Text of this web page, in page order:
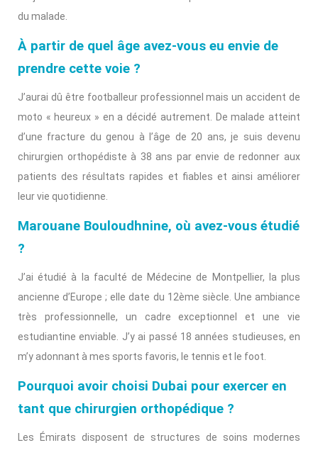
du malade.
À partir de quel âge avez-vous eu envie de
prendre cette voie ?
J’aurai dû être footballeur professionnel mais un accident de
moto « heureux » en a décidé autrement. De malade atteint
d’une fracture du genou à l’âge de 20 ans, je suis devenu
chirurgien orthopédiste à 38 ans par envie de redonner aux
patients des résultats rapides et fiables et ainsi améliorer
leur vie quotidienne.
Marouane Bouloudhnine, où avez-vous étudié
?
J’ai étudié à la faculté de Médecine de Montpellier, la plus
ancienne d’Europe ; elle date du 12ème siècle. Une ambiance
très professionnelle, un cadre exceptionnel et une vie
estudiantine enviable. J’y ai passé 18 années studieuses, en
m’y adonnant à mes sports favoris, le tennis et le foot.
Pourquoi avoir choisi Dubai pour exercer en
tant que chirurgien orthopédique ?
Les Émirats disposent de structures de soins modernes